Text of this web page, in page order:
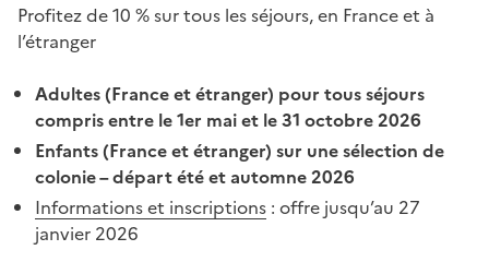
Profitez de 10 % sur tous les séjours, en France et à
l’étranger
Adultes (France et étranger) pour tous séjours
compris entre le 1er mai et le 31 octobre 2026
Enfants (France et étranger) sur une sélection de
colonie – départ été et automne 2026
Informations et inscriptions : offre jusqu’au 27
janvier 2026